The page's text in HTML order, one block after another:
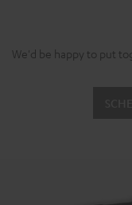
We'd be happy to put